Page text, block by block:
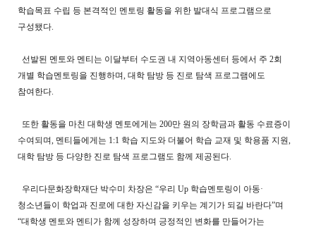
학습목표 수립 등 본격적인 멘토링 활동을 위한 발대식 프로그램으로
구성됐다.
선발된 멘토와 멘티는 이달부터 수도권 내 지역아동센터 등에서 주 2회
개별 학습멘토링을 진행하며, 대학 탐방 등 진로 탐색 프로그램에도
참여한다.
또한 활동을 마친 대학생 멘토에게는 200만 원의 장학금과 활동 수료증이
수여되며, 멘티들에게는 1:1 학습 지도와 더불어 학습 교재 및 학용품 지원,
대학 탐방 등 다양한 진로 탐색 프로그램도 함께 제공된다.
우리다문화장학재단 박수미 차장은 “우리 Up 학습멘토링이 아동·
청소년들이 학업과 진로에 대한 자신감을 키우는 계기가 되길 바란다”며
“대학생 멘토와 멘티가 함께 성장하며 긍정적인 변화를 만들어가는